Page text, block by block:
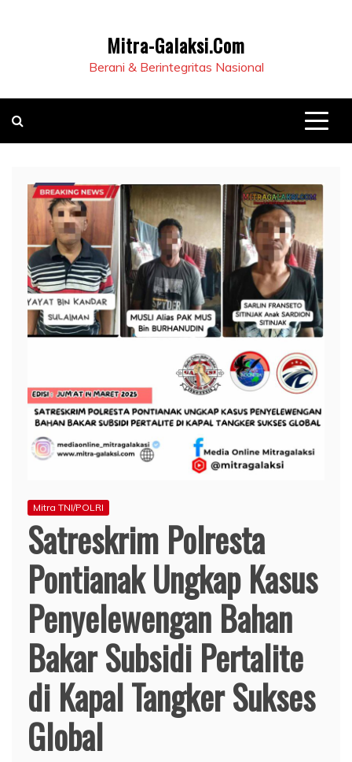
Mitra-Galaksi.Com
Berani & Berintegritas Nasional
Mitra TNI/POLRI
Satreskrim Polresta
Pontianak Ungkap Kasus
Penyelewengan Bahan
Bakar Subsidi Pertalite
di Kapal Tangker Sukses
Global